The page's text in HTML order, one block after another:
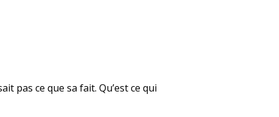
pas ce que sa fait. Qu’est ce qui